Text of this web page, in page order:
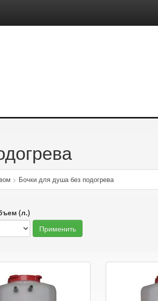
> Бочки для душа без подогрева
(л.)